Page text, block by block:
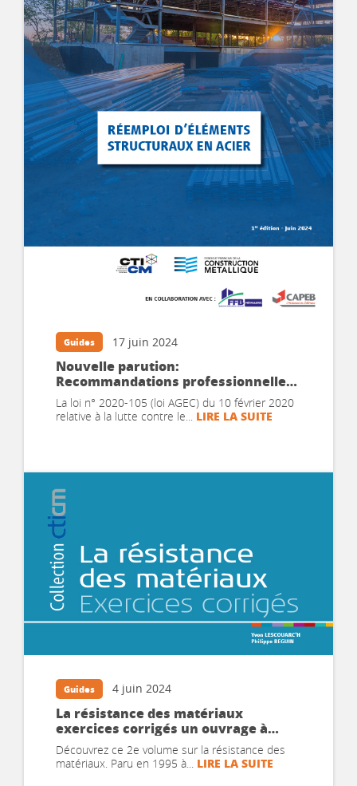
Guides 17 juin 2024
Nouvelle parution:
Recommandations professionnelles
– Réemploi d’éléments structuraux
en acierNouvelle parution:
La loi n° 2020-105 (loi AGEC) du 10 février 2020
relative à la lutte contre le... LIRE LA SUITE
Guides 4 juin 2024
La résistance des matériaux
exercices corrigés un ouvrage à
télécharger dès maintenant!
Découvrez ce 2e volume sur la résistance des
matériaux. Paru en 1995 à... LIRE LA SUITE